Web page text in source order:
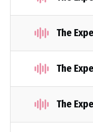
The
The
The